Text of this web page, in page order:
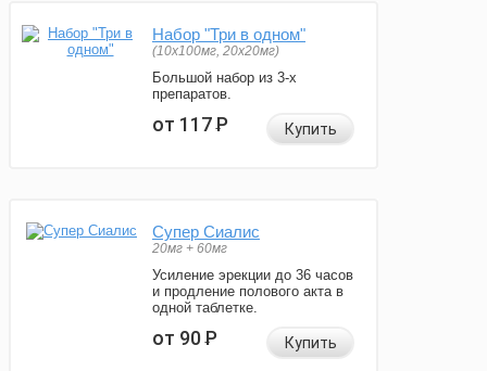
Набор "Три в одном"
(10x100мг, 20x20мг)
Большой набор из 3-х
препаратов.
от 117Р Купить
Супер Сиалис
20мг + 60мг
Усиление эрекции до 36 часов
и продление полового акта в
одной таблетке.
от 90Р Купить